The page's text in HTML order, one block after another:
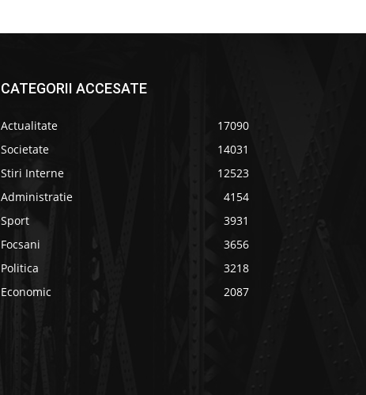
CATEGORII ACCESATE
Actualitate
17090
Societate
14031
Stiri Interne
12523
Administratie
4154
Sport
3931
Focsani
3656
Politica
3218
Economic
2087